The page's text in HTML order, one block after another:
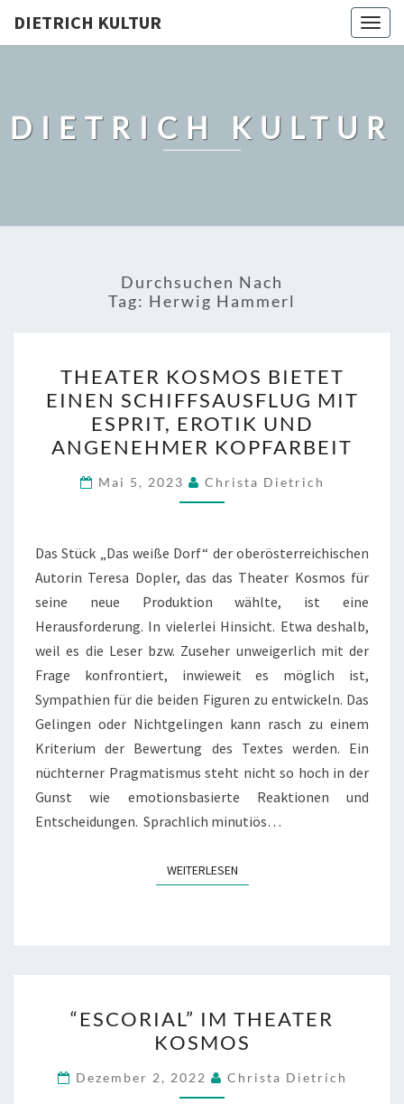
DIETRICH KULTUR
DIETRICH KULTUR
Durchsuchen Nach
Tag: Herwig Hammerl
KOSMOS
BIETET
EINEN
SCHIFFSAUSFLUG
MIT
ESPRIT,
UND
ANGENEHMER
KOPFARBEIT
THEATER KOSMOS BIETET
EINEN SCHIFFSAUSFLUG MIT
ESPRIT, EROTIK UND
ANGENEHMER KOPFARBEIT
Mai 5, 2023 Christa Dietrich
Das Stück „Das weiße Dorf“ der oberösterreichischen
Autorin Teresa Dopler, das das Theater Kosmos für
seine neue Produktion wählte, ist eine
Herausforderung. In vielerlei Hinsicht. Etwa deshalb,
weil es die Leser bzw. Zuseher unweigerlich mit der
Frage konfrontiert, inwieweit es möglich ist,
Sympathien für die beiden Figuren zu entwickeln. Das
Gelingen oder Nichtgelingen kann rasch zu einem
Kriterium der Bewertung des Textes werden. Ein
nüchterner Pragmatismus steht nicht so hoch in der
Gunst wie emotionsbasierte Reaktionen und
Entscheidungen. Sprachlich minutiös…
WEITERLESENWEITERLESEN
IM
THEATER
KOSMOS
“ESCORIAL” IM THEATER
KOSMOS
Dezember 2, 2022 Christa Dietrich